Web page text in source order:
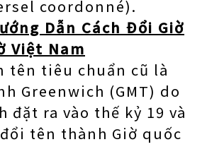
coordonné).
Dẫn Cách Đổi Giờ
Việt Nam
tên tiêu chuẩn cũ là
Greenwich (GMT) do
đặt ra vào thế kỷ 19 và
tên thành Giờ quốc